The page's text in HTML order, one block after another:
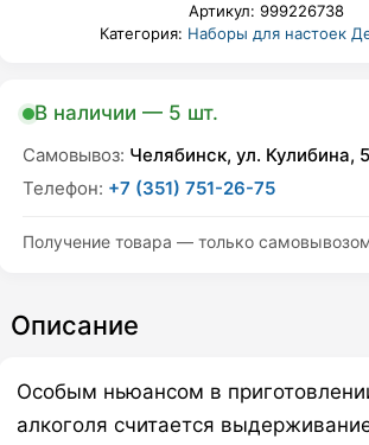
и
специй
quantity
Артикул: 999226738
Категория: Наборы для настоек
В наличии — 5 шт.
Самовывоз: Челябинск, ул. Кулибина, 5
Телефон: +7 (351) 751-26-75
Получение товара — только
Описание
Особым ньюансом в
алкоголя считается